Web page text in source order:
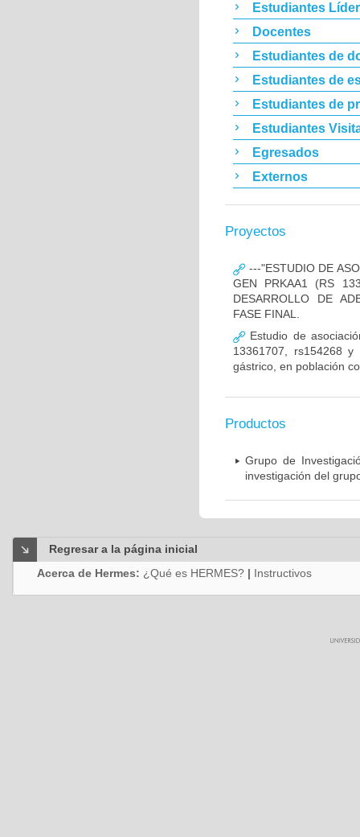
Estudiantes
Docentes
Estudiantes de
Estudiantes de
Estudiantes de
Estudiantes
Egresados
Externos
Proyectos
---"ESTUDIO DE
GEN PRKAA1 (RS
DESARROLLO DE
FASE FINAL.
Estudio de
13361707, rs154268 y
gástrico, en población
Productos
Grupo de
investigación del
Regresar a la página inicial
Acerca de Hermes: ¿Qué es HERMES? | Instructivos